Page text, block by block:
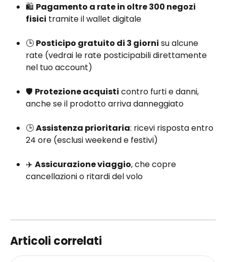
🛍️ Pagamento a rate in oltre 300 negozi
fisici tramite il wallet digitale
🕒 Posticipo gratuito di 3 giorni su alcune
rate (vedrai le rate posticipabili direttamente
nel tuo account)
🛡️ Protezione acquisti contro furti e danni,
anche se il prodotto arriva danneggiato
🕒 Assistenza prioritaria: ricevi risposta entro
24 ore (esclusi weekend e festivi)
✈️ Assicurazione viaggio, che copre
cancellazioni o ritardi del volo
Articoli correlati